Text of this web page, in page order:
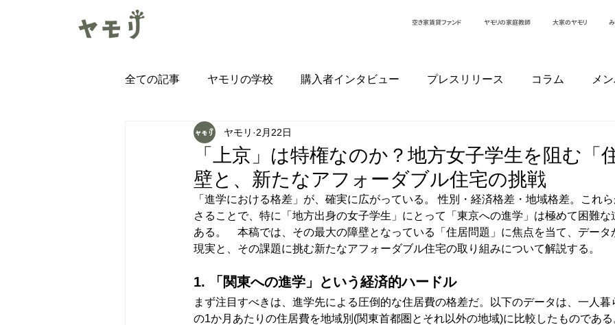
空き家賃貸ファンド ヤモリの家庭教師 大家のヤモリ
全ての記事 ヤモリの学校 購入者インタビュー プレスリリース コラム メ
みまもりヤモリ導入インタビュー
「上京」は特権なのか？地方女子学生を阻む「
壁と、新たなアフォーダブル住宅の挑戦
ヤモリ 2月22日
「進学における格差」が、確実に広がっている。 性別・経済格差・地域格差。これ
さることで、特に「地方出身の女子学生」にとって「東京への進学」は極めて困難な
ある。　本稿では、その最大の障壁となっている「住居問題」に焦点を当て、データ
現実と、その課題に挑む新たなアフォーダブル住宅の取り組みについて解説する。
1. 「関東への進学」という経済的ハードル
まず注目すべきは、進学先による圧倒的な住居費の格差だ。以下のデータは、一人
の1か月あたりの住居費を地域別(関東首都圏とそれ以外の地域)に比較したものである